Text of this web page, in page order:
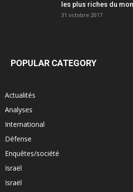
les plus riches du
31 octobre 2017
POPULAR CATEGORY
Actualités
Analyses
International
Défense
Enquêtes/société
Israël
Israël